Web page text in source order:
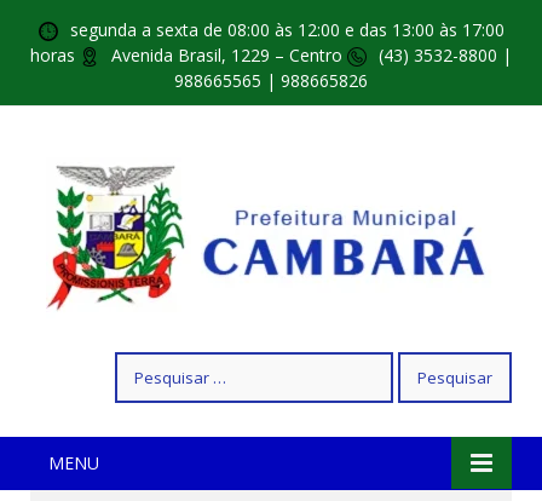
segunda a sexta de 08:00 às 12:00 e das 13:00 às 17:00
horas
Avenida Brasil, 1229 – Centro
(43) 3532-8800 |
988665565 | 988665826
por:
MENU